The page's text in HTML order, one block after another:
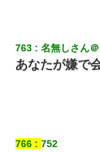
居酒屋にて。兄の
理です！」酷すぎ
し「お勘定です。
は」上司「言い訳
763 名無しさん
あなたが嫌で
766 752